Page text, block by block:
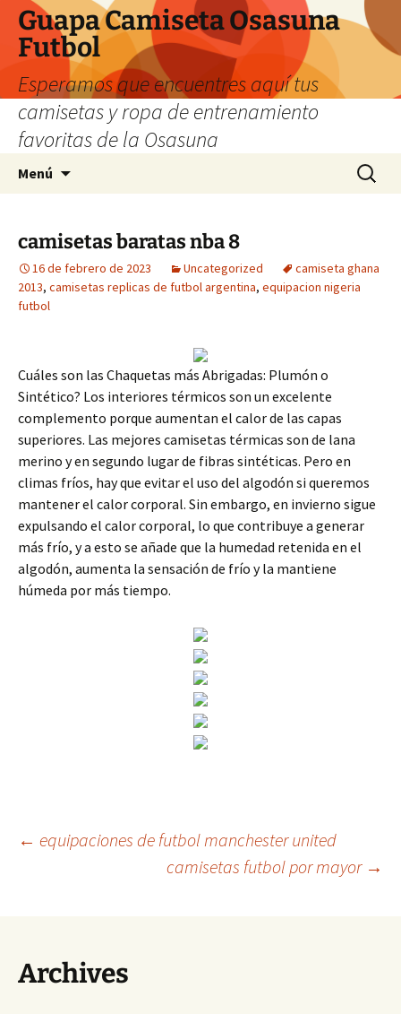
Guapa Camiseta Osasuna
Futbol
Esperamos que encuentres aquí tus
camisetas y ropa de entrenamiento
favoritas de la Osasuna
Menú Buscar:
camisetas baratas nba 8
16 de febrero de 2023 Uncategorized
camiseta ghana
2013, camisetas replicas de futbol argentina, equipacion nigeria
futbol
Cuáles son las Chaquetas más Abrigadas: Plumón o
Sintético? Los interiores térmicos son un excelente
complemento porque aumentan el calor de las capas
superiores. Las mejores camisetas térmicas son de lana
merino y en segundo lugar de fibras sintéticas. Pero en
climas fríos, hay que evitar el uso del algodón si queremos
mantener el calor corporal. Sin embargo, en invierno sigue
expulsando el calor corporal, lo que contribuye a generar
más frío, y a esto se añade que la humedad retenida en el
algodón, aumenta la sensación de frío y la mantiene
húmeda por más tiempo.
Navegación
entradas
← equipaciones de futbol manchester united
camisetas futbol por mayor →
Archives